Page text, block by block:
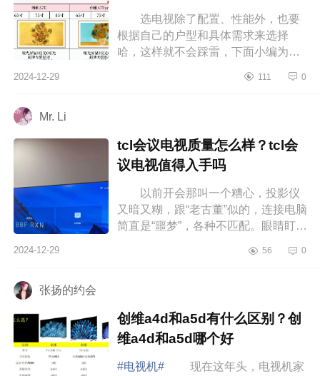
选电视除了配置、性能外，也要
根据自己的户型和具体需求来选择
哈，这样就不会踩雷，下面小编为大
值得购买?创维a7e和a7epro怎么
2024-12-29 111 0
Mr. Li
tcl会议电视质量怎么样？tcl会
议电视值得入手吗
以前开会那叫一个糟心，投影仪
又暗又糊，跟“老古董”似的，连接电脑
简直是“噩梦”，各种不匹配。眼睛盯着
但TCL会议电视一来哇哦，下...
2024-12-29 56 0
张扬的约会
创维a4d和a5d有什么区别？创
维a4d和a5d哪个好
#电视机#
现在这年头，电视机家